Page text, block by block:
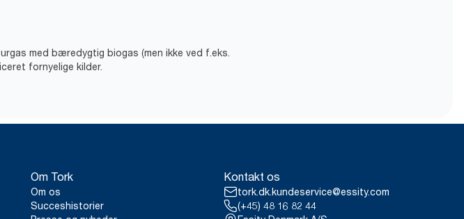
med bæredygtig biogas (men ikke ved f.eks.
fornyelige kilder.
Om Tork
Om os
Succeshistorier
Kontakt os
tork.dk.kundeservice@essity.com
(+45) 48 16 82 44